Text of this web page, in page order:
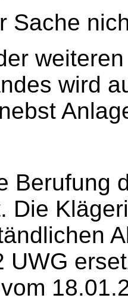
Sache
wird
Berufung
Die
UWG